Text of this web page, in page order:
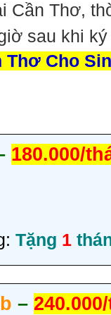
Cần Thơ,
sau khi
Thơ Cho
180.000/
Tặng 1
–